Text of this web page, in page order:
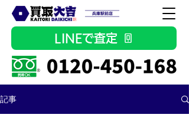
LINEで査定
記事